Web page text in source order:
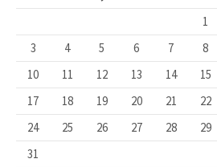
1
3
4 5 6 7 8
10
11 12 13 14 15
17
18 19 20 21 22
24
25 26 27 28 29
31